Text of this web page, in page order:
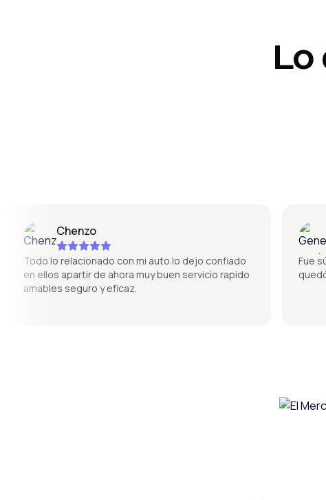
Lo
Chenzo
Todo lo relacionado con mi auto lo dejo confiado
en ellos apartir de ahora muy buen servicio rapido
amables seguro y eficaz.
Fue
quedó